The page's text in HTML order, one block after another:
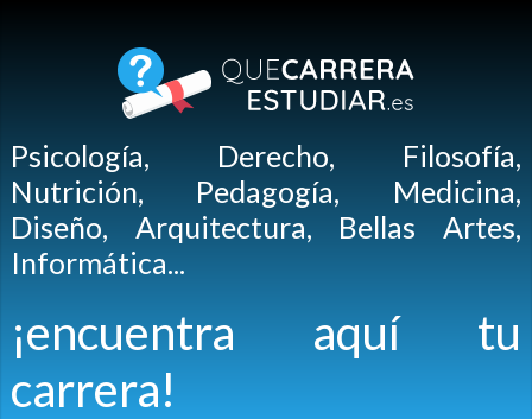
Psicología, Derecho, Filosofía,
Nutrición, Pedagogía, Medicina,
Diseño, Arquitectura, Bellas Artes,
Informática...
¡encuentra aquí tu
carrera!